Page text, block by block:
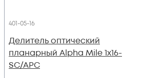
401-05-16
Делитель оптический
планарный Alpha Mile 1x16-
SC/APC